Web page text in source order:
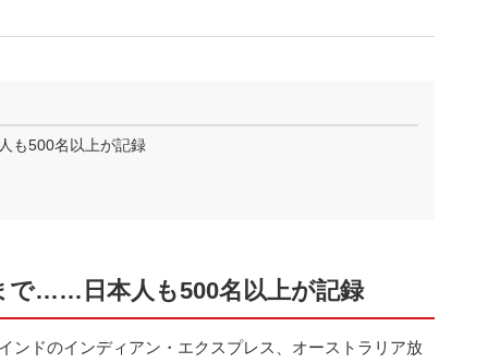
も500名以上が記録
で……日本人も500名以上が記録
ンドのインディアン・エクスプレス、オーストラリア放